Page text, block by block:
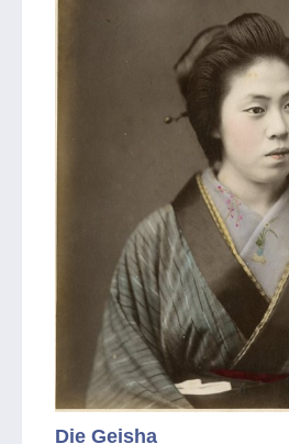
Die Geisha